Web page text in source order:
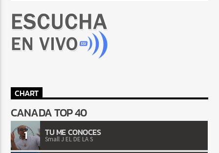
CHART
CANADA TOP 40
1 TU ME CONOCES
Small J EL DE LA S